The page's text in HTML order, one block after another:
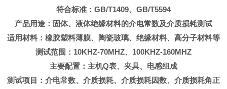
符合标准：GB/T1409、GB/T5594
产品用途：固体、液体绝缘材料的介电常数及介质损耗测试
适用材料：橡胶塑料薄膜、陶瓷玻璃、绝缘材料、高分子材料等
测试范围：10KHZ-70MHZ、100KHZ-160MHZ
主要配置：主机Q表、夹具、电感组成
测试项目：介电常数、介质损耗、介质损耗因数、介质损耗角正